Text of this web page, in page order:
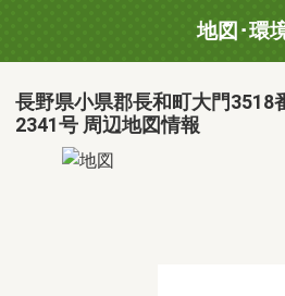
地図･環
長野県小県郡長和町大門3518
2341号 周辺地図情報